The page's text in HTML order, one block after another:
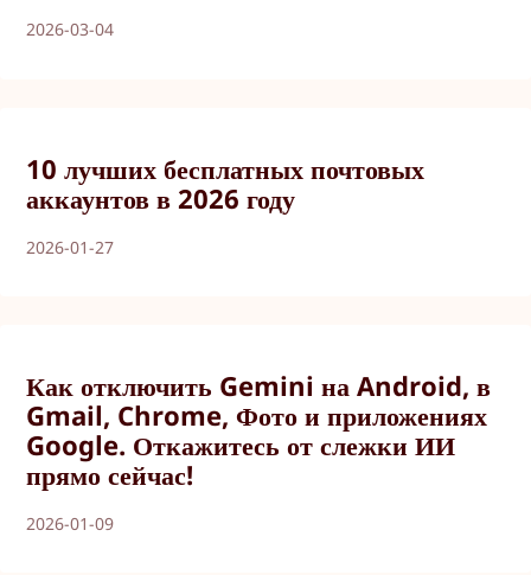
2026-03-04
10 лучших бесплатных почтовых
аккаунтов в 2026 году
2026-01-27
Как отключить Gemini на Android, в
Gmail, Chrome, Фото и приложениях
Google. Откажитесь от слежки ИИ
прямо сейчас!
2026-01-09